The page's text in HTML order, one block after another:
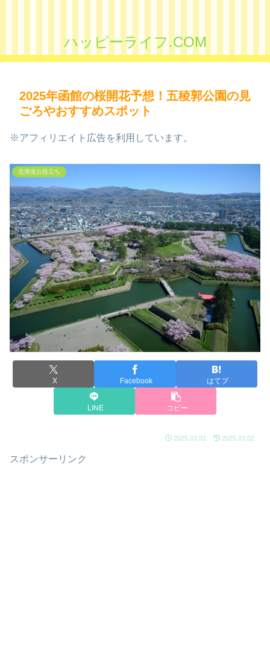
ハッピーライフ.COM
2025年函館の桜開花予想！五稜郭公園の見
ごろやおすすめスポット
※アフィリエイト広告を利用しています。
北海道お役立ち
X Facebook はてブ
LINE コピー
2025.03.01 2025.03.02
スポンサーリンク